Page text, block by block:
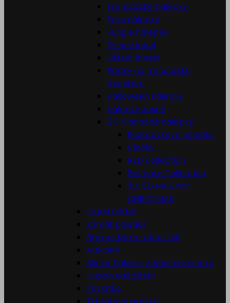
Francúzske nálepky
Foto nálepky
Jungle nálepky
Disney label
Glitter labels
Pásiky na francúzsku
manikúru
Halloween nálepky
Nálepky Jeseň
  Vianočné nálepky
Rozprávkové nálepky
Vločky
RED collection
Essmara Collection
3D, 5D NÁLEPKY
CHRISTMAS
GLAM Glitter
Zamat powder
Broken Mirror efect foil
AURORA
Mirror flakes - zrkadlové vločky
Illusion nail glitter
Pozlátko